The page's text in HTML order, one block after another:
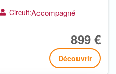
Circuit:Accompagné
899 €
Découvrir